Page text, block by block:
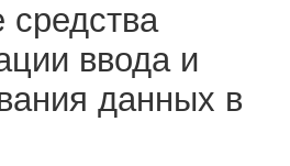
средства
ввода и
данных в